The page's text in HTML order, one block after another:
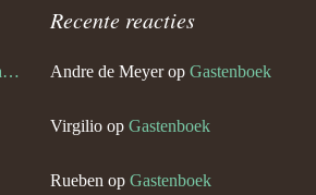
Very importent infromation from family Schwulst
Recente reacties
Andre de Meyerop Gastenboek
Virgilio op Gastenboek
Rueben op Gastenboek